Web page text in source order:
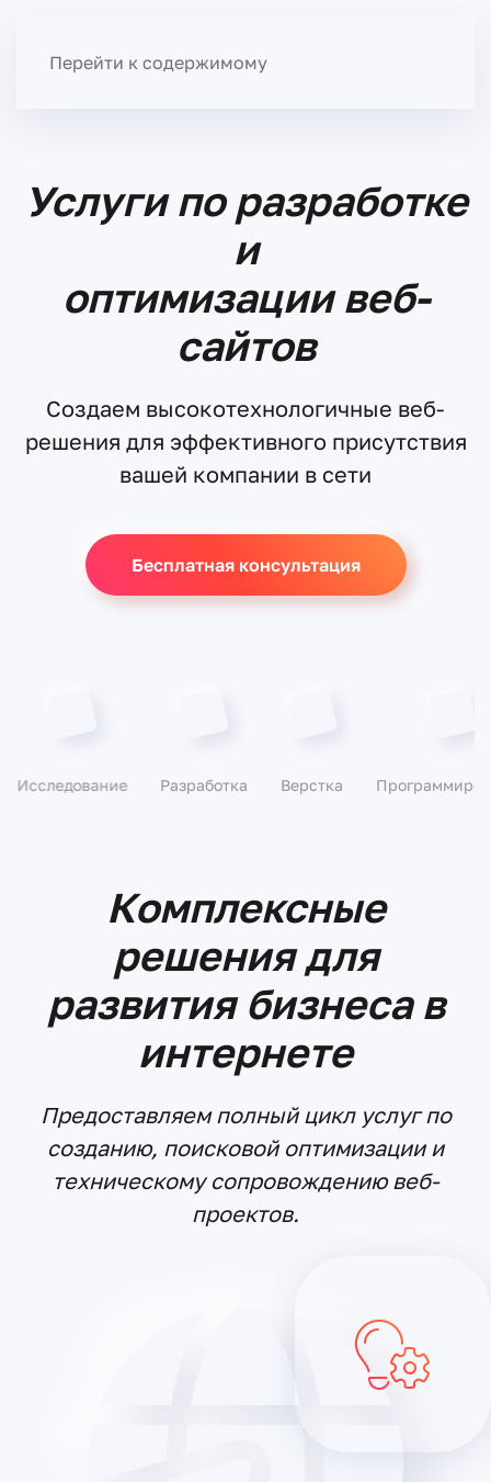
Перейти к содержимому
Услуги по разработке
и
оптимизации веб-
сайтов
Создаем высокотехнологичные веб-
решения для эффективного присутствия
вашей компании в сети
Бесплатная консультация
Исследование Разработка Верстка
Комплексные
решения для
развития бизнеса в
интернете
Предоставляем полный цикл услуг по
созданию, поисковой оптимизации и
техническому сопровождению веб-
проектов.